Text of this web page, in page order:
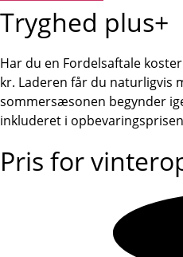
Tryghed plus+
Har du en Fordelsaftale
kr. Laderen får du naturligvis
sommersæsonen begynder
inkluderet i
Pris for